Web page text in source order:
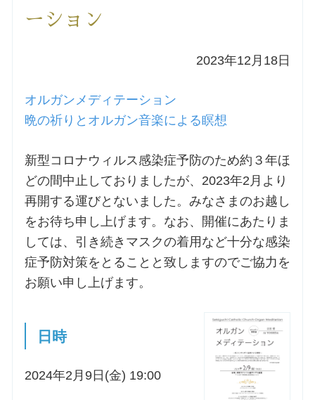
森田神父の講座
シスター中島の講座
教区カテキスタの講座
三田助祭の講座
オルガンメディテーション
お問合せ
ーション
2023年12月18日
オルガンメディテーション
晩の祈りとオルガン音楽による瞑想
新型コロナウィルス感染症予防のため約３年ほ
どの間中止しておりましたが、2023年2月より
再開する運びとないました。みなさまのお越し
をお待ち申し上げます。なお、開催にあたりま
しては、引き続きマスクの着用など十分な感染
症予防対策をとることと致しますのでご協力を
お願い申し上げます。
日時
2024年2月9日(金) 19:00